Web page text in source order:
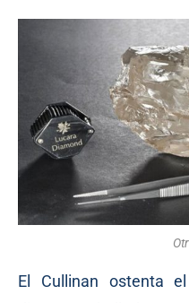
El Cullinan ostenta